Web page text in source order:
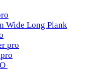
Wide Long Plank
pro